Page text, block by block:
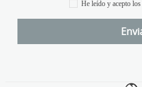
He leído y acepto los